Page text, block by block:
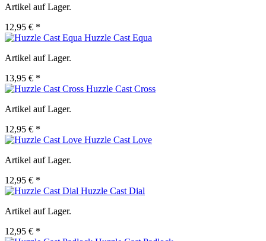
Artikel auf Lager.
12,95 € *
Huzzle Cast Equa
Artikel auf Lager.
13,95 € *
Huzzle Cast Cross
Artikel auf Lager.
12,95 € *
Huzzle Cast Love
Artikel auf Lager.
12,95 € *
Huzzle Cast Dial
Artikel auf Lager.
12,95 € *